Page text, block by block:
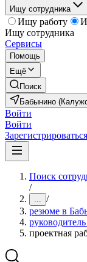
Ищу сотрудника
Ищу работу
Ищу сотрудника
Сервисы
Помощь
Ещё
Поиск
Бабынино
Войти
Войти
Зарегистрироваться
Поиск
/
... /
резюме в
проектная